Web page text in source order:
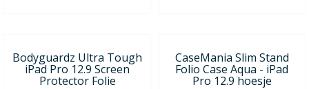
Bodyguardz Ultra Tough
iPad Pro 12.9 Screen
Protector Folie
CaseMania Slim Stand
Folio Case Aqua - iPad
Pro 12.9 hoesje